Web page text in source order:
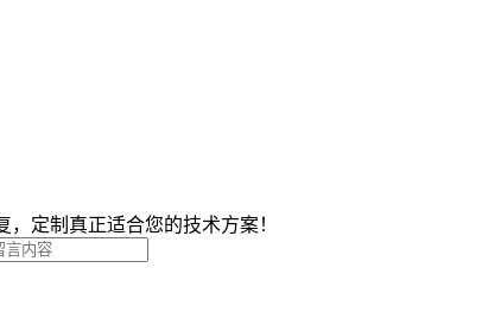
定制真正适合您的技术方案！